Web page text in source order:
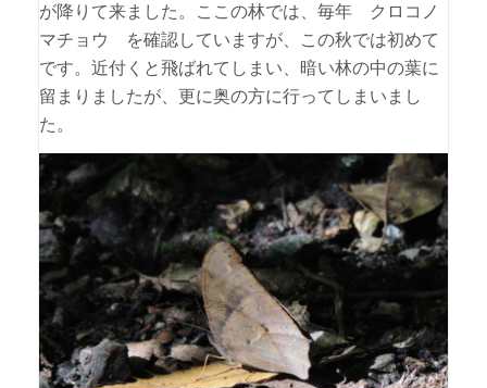
が降りて来ました。ここの林では、毎年 クロコノ
マチョウ を確認していますが、この秋では初めて
です。近付くと飛ばれてしまい、暗い林の中の葉に
留まりましたが、更に奥の方に行ってしまいまし
た。